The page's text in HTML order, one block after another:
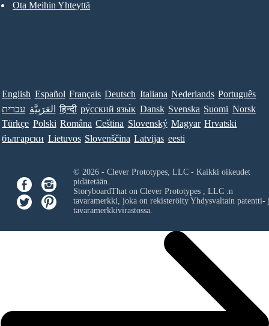
Ota Meihin Yhteyttä
English Español Français Deutsch Italiana Nederlands Português
עברית العَرَبِيَّة हिन्दी ру́сский язы́к Dansk Svenska Suomi Norsk
Türkçe Polski Româna Ceština Slovenský Magyar Hrvatski
български Lietuvos Slovenščina Latvijas eesti
© 2026 - Clever Prototypes, LLC - Kaikki oikeudet
pidätetään.
StoryboardThat on Clever Prototypes , LLC:n
tavaramerkki, joka on rekisteröity Yhdysvaltain patentti-
tavaramerkkivirastossa.